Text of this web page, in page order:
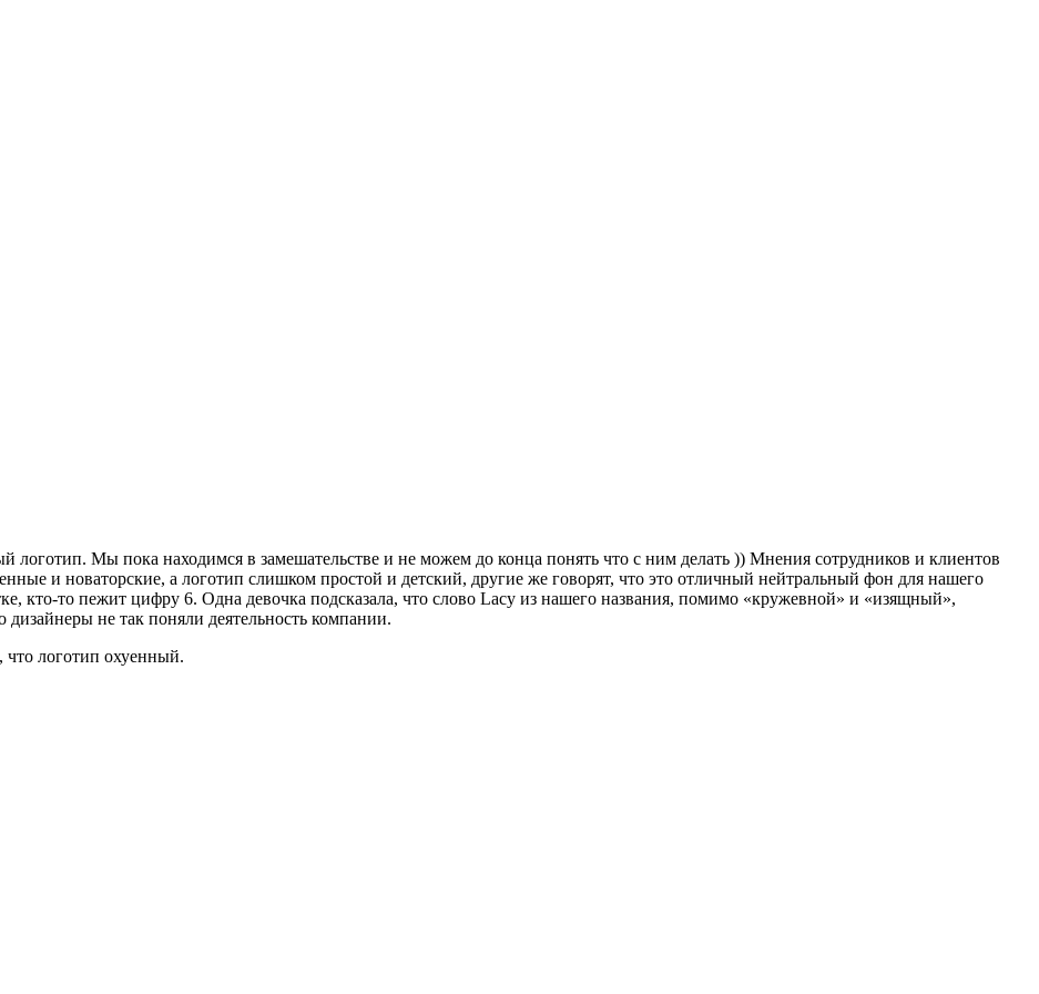
логотип. Мы пока находимся в замешательстве и не можем до конца понять что с ним делать )) Мнения сотрудников и клиентов
и новаторские, а логотип слишком простой и детский, другие же говорят, что это отличный нейтральный фон для нашего
кто-то пежит цифру 6. Одна девочка подсказала, что слово Lacy из нашего названия, помимо «кружевной» и «изящный»,
не так поняли деятельность компании.
что логотип охуенный.